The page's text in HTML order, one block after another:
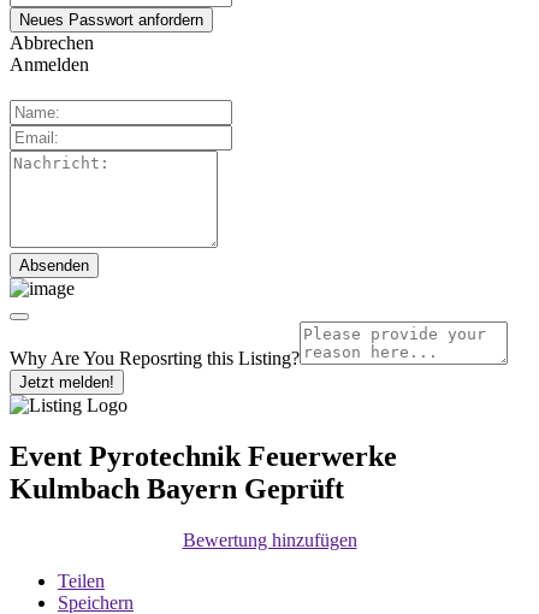
Abbrechen
Anmelden
Why Are You Reposrting this Listing?
Jetzt melden!
Event Pyrotechnik Feuerwerke
Kulmbach Bayern Geprüft
Bewertung hinzufügen
Teilen
Speichern